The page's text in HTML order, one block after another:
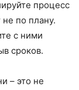
процесс
по плану.
с ними
сроков.
– это не